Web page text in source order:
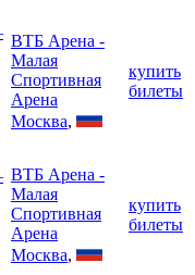
ВТБ Арена -
Малая
Спортивная
Арена
Москва,
купить
билеты
ВТБ Арена -
Малая
Спортивная
Арена
Москва,
купить
билеты